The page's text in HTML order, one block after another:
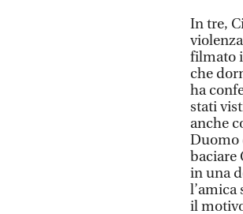
In tre,
filmato
che
ha
stati
anche
Duomo
baciare
in una
l’amica
il